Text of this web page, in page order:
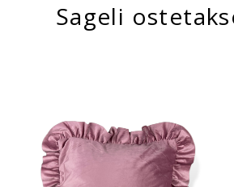
Sageli